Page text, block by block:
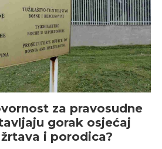
za pravosudne
gorak osjećaj
i porodica?